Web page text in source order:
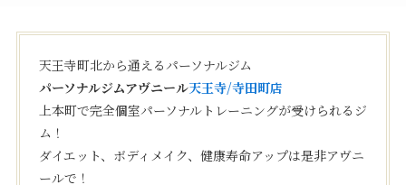
天王寺町北から通えるパーソナルジム
パーソナルジムアヴニール天王寺/寺田町店
上本町で完全個室パーソナルトレーニングが受けられるジ
ム！
ダイエット、ボディメイク、健康寿命アップは是非アヴニ
ールで！